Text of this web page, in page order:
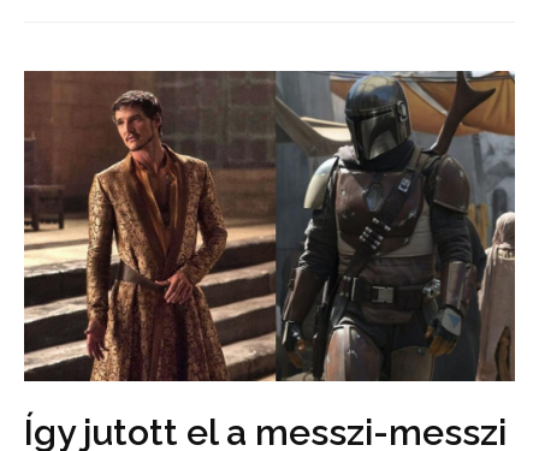
Így jutott el a messzi-messzi